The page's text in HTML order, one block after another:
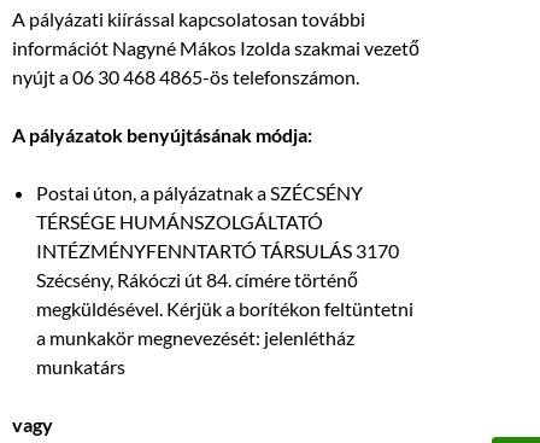
A pályázati kiírással kapcsolatosan további
információt Nagyné Mákos Izolda szakmai vezető
nyújt a 06 30 468 4865-ös telefonszámon.
A pályázatok benyújtásának módja:
Postai úton, a pályázatnak a SZÉCSÉNY
TÉRSÉGE HUMÁNSZOLGÁLTATÓ
INTÉZMÉNYFENNTARTÓ TÁRSULÁS 3170
Szécsény, Rákóczi út 84. címére történő
megküldésével. Kérjük a borítékon feltüntetni
a munkakör megnevezését: jelenlétház
munkatárs
vagy